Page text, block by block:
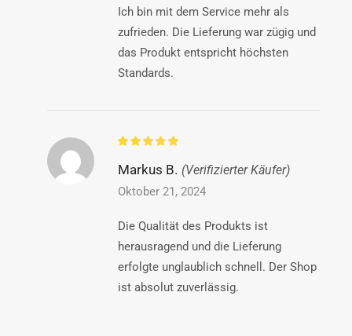
Ich bin mit dem Service mehr als
zufrieden. Die Lieferung war zügig und
das Produkt entspricht höchsten
Standards.
Markus B. (Verifizierter Käufer)
Oktober 21, 2024
Die Qualität des Produkts ist
herausragend und die Lieferung
erfolgte unglaublich schnell. Der Shop
ist absolut zuverlässig.